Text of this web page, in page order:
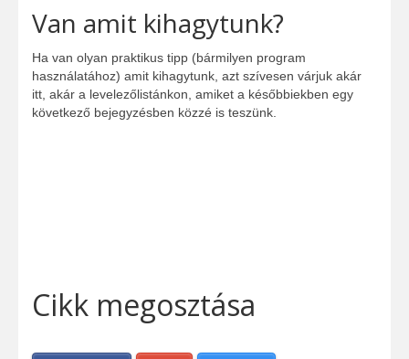
Van amit kihagytunk?
Ha van olyan praktikus tipp (bármilyen program
használatához) amit kihagytunk, azt szívesen várjuk akár
itt, akár a levelezőlistánkon, amiket a későbbiekben egy
következő bejegyzésben közzé is teszünk.
Cikk megosztása